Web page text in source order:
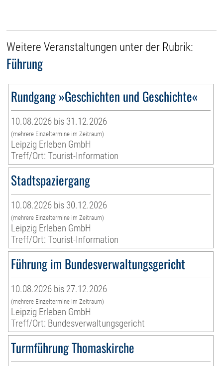
Weitere Veranstaltungen unter der Rubrik:
Führung
Rundgang »Geschichten und Geschichte«
10.08.2026 bis 31.12.2026
(mehrere Einzeltermine im Zeitraum)
Leipzig Erleben GmbH
Treff/Ort: Tourist-Information
Stadtspaziergang
10.08.2026 bis 30.12.2026
(mehrere Einzeltermine im Zeitraum)
Leipzig Erleben GmbH
Treff/Ort: Tourist-Information
Führung im Bundesverwaltungsgericht
10.08.2026 bis 27.12.2026
(mehrere Einzeltermine im Zeitraum)
Leipzig Erleben GmbH
Treff/Ort: Bundesverwaltungsgericht
Turmführung Thomaskirche